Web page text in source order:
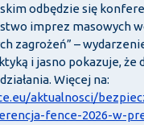
odbędzie się
imprez masowych
zagrożeń” –
i jasno pokazuje, że
Więcej na:
aktualnosci/
fence-2026-w-